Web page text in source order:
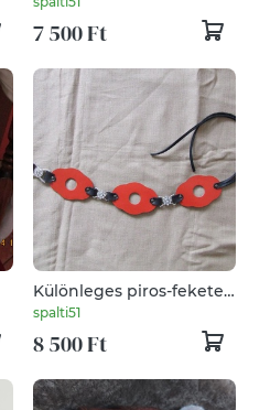
7 500 Ft
Különleges piros-fekete
női öv
spalti51
8 500 Ft